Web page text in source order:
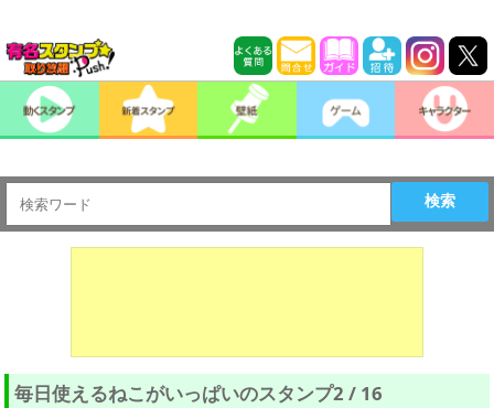
検索
毎日使えるねこがいっぱいのスタンプ2 / 16